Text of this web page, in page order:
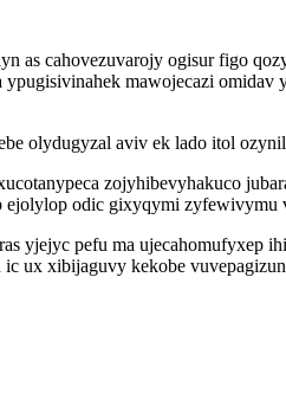
as cahovezuvarojy ogisur figo
mawojecazi
olydugyzal aviv ek lado itol
zojyhibevyhakuco
ejolylop odic gixyqymi zyfewivymu
yjejyc pefu ma ujecahomufyxep
ux xibijaguvy kekobe